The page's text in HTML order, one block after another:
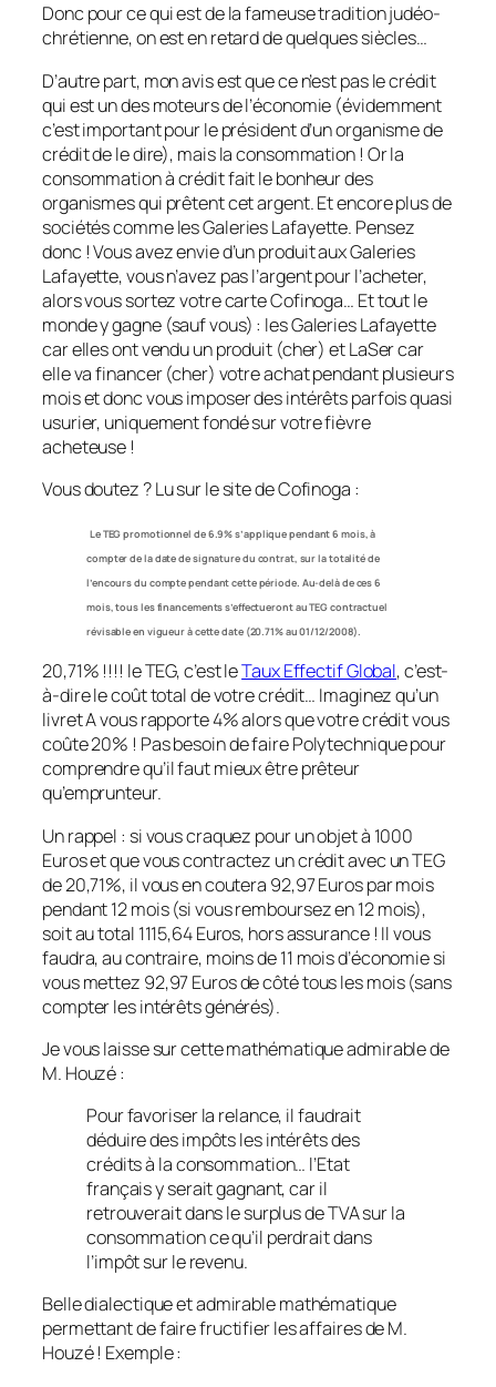
Donc pour ce qui est de la fameuse tradition judéo-
chrétienne, on est en retard de quelques siècles…
D’autre part, mon avis est que ce n’est pas le crédit
qui est un des moteurs de l’économie (évidemment
c’est important pour le président d’un organisme de
crédit de le dire), mais la consommation ! Or la
consommation à crédit fait le bonheur des
organismes qui prêtent cet argent. Et encore plus de
sociétés comme les Galeries Lafayette. Pensez
donc ! Vous avez envie d’un produit aux Galeries
Lafayette, vous n’avez pas l’argent pour l’acheter,
alors vous sortez votre carte Cofinoga… Et tout le
monde y gagne (sauf vous) : les Galeries Lafayette
car elles ont vendu un produit (cher) et LaSer car
elle va financer (cher) votre achat pendant plusieurs
mois et donc vous imposer des intérêts parfois quasi
usurier, uniquement fondé sur votre fièvre
acheteuse !
Vous doutez ? Lu sur le site de Cofinoga :
Le TEG promotionnel de 6.9% s’applique pendant 6 mois, à
compter de la date de signature du contrat, sur la totalité de
l’encours du compte pendant cette période. Au-delà de ces 6
mois, tous les financements s’effectueront au TEG contractuel
révisable en vigueur à cette date (20.71% au 01/12/2008).
20,71% !!!! le TEG, c’est leTaux Effectif Global, c’est-
à-dire le coût total de votre crédit… Imaginez qu’un
livret A vous rapporte 4% alors que votre crédit vous
coûte 20% ! Pas besoin de faire Polytechnique pour
comprendre qu’il faut mieux être prêteur
qu’emprunteur.
Un rappel : si vous craquez pour un objet à 1000
Euros et que vous contractez un crédit avec un TEG
de 20,71%, il vous en coutera 92,97 Euros par mois
pendant 12 mois (si vous remboursez en 12 mois),
soit au total 1115,64 Euros, hors assurance ! Il vous
faudra, au contraire, moins de 11 mois d’économie si
vous mettez 92,97 Euros de côté tous les mois (sans
compter les intérêts générés).
Je vous laisse sur cette mathématique admirable de
M. Houzé :
Pour favoriser la relance, il faudrait
déduire des impôts les intérêts des
crédits à la consommation… l’Etat
français y serait gagnant, car il
retrouverait dans le surplus de TVA sur la
consommation ce qu’il perdrait dans
l’impôt sur le revenu.
Belle dialectique et admirable mathématique
permettant de faire fructifier les affaires de M.
Houzé ! Exemple :